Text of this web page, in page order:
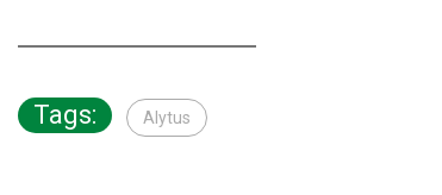
Tags: Alytus